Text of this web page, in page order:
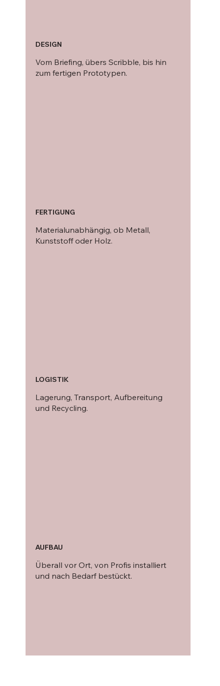
Vom Briefing, übers Scribble, bis hin
zum fertigen Prototypen.
DESIGN
Materialunabhängig, ob Metall,
Kunststoff oder Holz.
FERTIGUNG
Lagerung, Transport, Aufbereitung
und Recycling.
LOGISTIK
Überall vor Ort, von Profis installiert
und nach Bedarf bestückt.
AUFBAU